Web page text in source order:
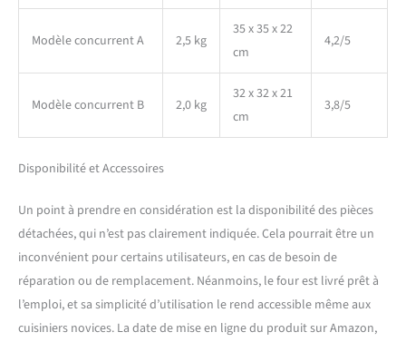
Modèle concurrent A 2,5 kg
35 x 35 x 22
cm
4,2/5
Modèle concurrent B 2,0 kg
32 x 32 x 21
cm
3,8/5
Disponibilité et Accessoires
Un point à prendre en considération est la disponibilité des pièces
détachées, qui n’est pas clairement indiquée. Cela pourrait être un
inconvénient pour certains utilisateurs, en cas de besoin de
réparation ou de remplacement. Néanmoins, le four est livré prêt à
l’emploi, et sa simplicité d’utilisation le rend accessible même aux
cuisiniers novices. La date de mise en ligne du produit sur Amazon,